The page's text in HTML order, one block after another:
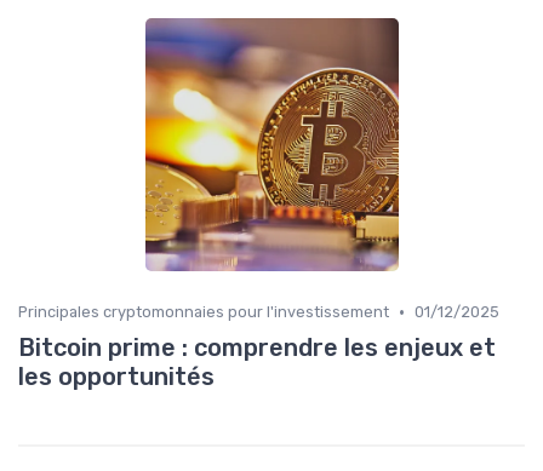
Principales cryptomonnaies pour l'investissement • 01/12/2025
Bitcoin prime : comprendre les enjeux et
les opportunités